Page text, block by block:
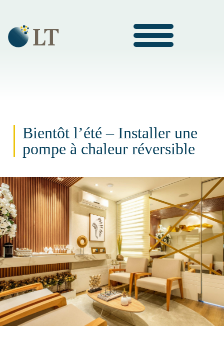
Bientôt l’été – Installer une
pompe à chaleur réversible